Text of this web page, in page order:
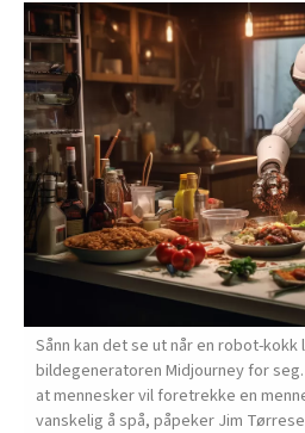
Sånn kan det se ut når en robot-
bildegeneratoren Midjourney for
at mennesker vil foretrekke en
vanskelig å spå, påpeker Jim